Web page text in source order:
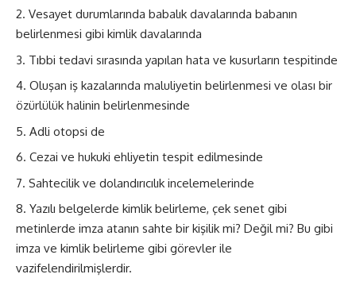
Vesayet durumlarında babalık davalarında babanın
belirlenmesi gibi kimlik davalarında
Tıbbi tedavi sırasında yapılan hata ve kusurların tespitinde
Oluşan iş kazalarında maluliyetin belirlenmesi ve olası bir
özürlülük halinin belirlenmesinde
Adli otopsi de
Cezai ve hukuki ehliyetin tespit edilmesinde
Sahtecilik ve dolandırıcılık incelemelerinde
Yazılı belgelerde kimlik belirleme, çek senet gibi
metinlerde imza atanın sahte bir kişilik mi? Değil mi? Bu gibi
imza ve kimlik belirleme gibi görevler ile
vazifelendirilmişlerdir.